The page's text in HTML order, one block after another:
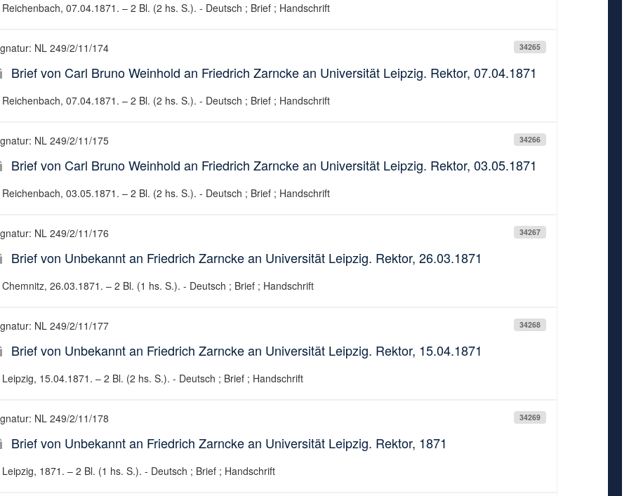
Reichenbach, 07.04.1871. – 2 Bl. (2 hs. S.). - Deutsch ; Brief ; Handschrift
34265
NL 249/2/11/174
Brief von Carl Bruno Weinhold an Friedrich Zarncke an Universität Leipzig. Rektor, 07.04.1871
Reichenbach, 07.04.1871. – 2 Bl. (2 hs. S.). - Deutsch ; Brief ; Handschrift
34266
NL 249/2/11/175
Brief von Carl Bruno Weinhold an Friedrich Zarncke an Universität Leipzig. Rektor, 03.05.1871
Reichenbach, 03.05.1871. – 2 Bl. (2 hs. S.). - Deutsch ; Brief ; Handschrift
34267
NL 249/2/11/176
Brief von Unbekannt an Friedrich Zarncke an Universität Leipzig. Rektor, 26.03.1871
Chemnitz, 26.03.1871. – 2 Bl. (1 hs. S.). - Deutsch ; Brief ; Handschrift
34268
NL 249/2/11/177
Brief von Unbekannt an Friedrich Zarncke an Universität Leipzig. Rektor, 15.04.1871
Leipzig, 15.04.1871. – 2 Bl. (2 hs. S.). - Deutsch ; Brief ; Handschrift
34269
NL 249/2/11/178
Brief von Unbekannt an Friedrich Zarncke an Universität Leipzig. Rektor, 1871
Leipzig, 1871. – 2 Bl. (1 hs. S.). - Deutsch ; Brief ; Handschrift